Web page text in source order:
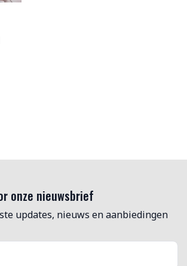
onze nieuwsbrief
updates, nieuws en aanbiedingen